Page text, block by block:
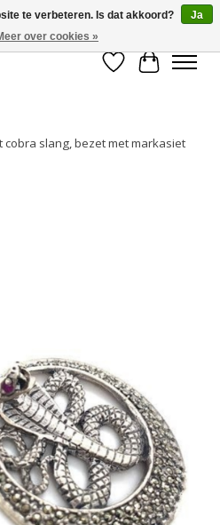
Verlanglijst
slang, bezet met markasiet
te verbeteren. Is dat akkoord?
Ja
over cookies »